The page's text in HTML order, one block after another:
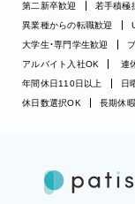
第二新卒歓迎
若手積極
異業種からの転職歓迎
大学生・専門学生歓迎
アルバイト入社OK
連
年間休日110日以上
日
休日数選択OK
長期休